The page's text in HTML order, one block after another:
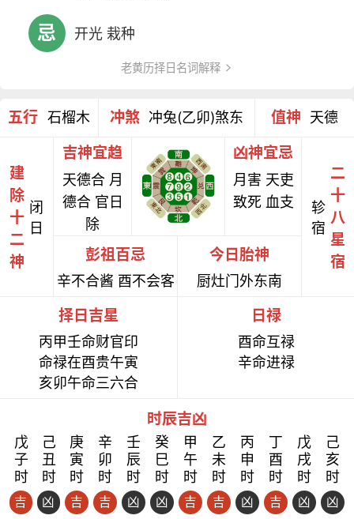
忌 开光 栽种
老黄历择日名词解释
五行 石榴木 冲煞 冲兔(乙卯)煞东 值神 天德
建
除
十
二
神
闭
日
吉神宜趋
天德合 月
德合 官日
除
凶神宜忌
月害 天吏
致死 血支
彭祖百忌
辛不合酱 酉不会客
今日胎神
厨灶门外东南
轸
宿
二
十
八
星
宿
择日吉星
丙甲壬命财官印
命禄在酉贵午寅
亥卯午命三六合
日禄
酉命互禄
辛命进禄
时辰吉凶
戊
子
时
吉
己
丑
时
凶
庚
寅
时
吉
辛
卯
时
吉
壬
辰
时
凶
癸
巳
时
凶
甲
午
时
吉
乙
未
时
吉
丙
申
时
凶
丁
酉
时
吉
戊
戌
时
凶
己
亥
时
凶